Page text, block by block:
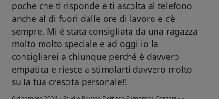
poche che ti risponde e ti ascolta al telefono
anche al di fuori dalle ore di lavoro e c’è
sempre. Mi è stata consigliata da una ragazza
molto molto speciale e ad oggi io la
consiglierei a chiunque perché è davvero
empatica e riesce a stimolarti davvero molto
sulla tua crescita personale!!